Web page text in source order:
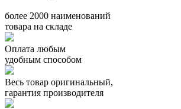
более 2000 наименований
товара на складе
Оплата любым
удобным способом
Весь товар оригинальный,
гарантия производителя